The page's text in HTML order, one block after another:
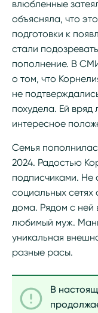
влюбленные
объясняла, что
подготовки к
стали
пополнение. В
о том, что
не
похудела. Ей вряд
интересное
Семья
2024. Радостью
подписчиками. Не
социальных сетях
дома. Рядом с ней
любимый муж.
уникальная
разные расы.
В